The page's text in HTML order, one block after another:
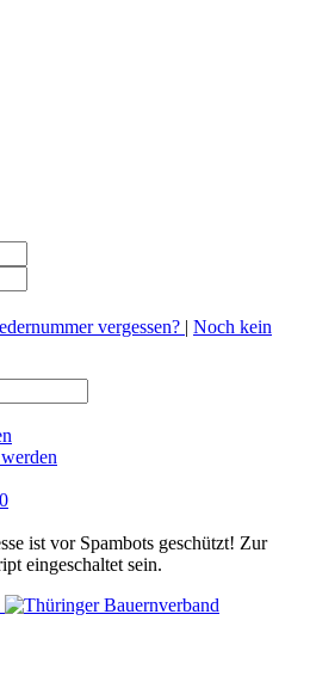
vergessen? | Noch kein
ist vor Spambots geschützt! Zur
eingeschaltet sein.